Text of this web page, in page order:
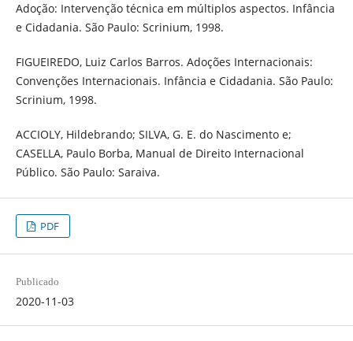
Adoção: Intervenção técnica em múltiplos aspectos. Infância
e Cidadania. São Paulo: Scrinium, 1998.
FIGUEIREDO, Luiz Carlos Barros. Adoções Internacionais:
Convenções Internacionais. Infância e Cidadania. São Paulo:
Scrinium, 1998.
ACCIOLY, Hildebrando; SILVA, G. E. do Nascimento e;
CASELLA, Paulo Borba, Manual de Direito Internacional
Público. São Paulo: Saraiva.
PDF
Publicado
2020-11-03